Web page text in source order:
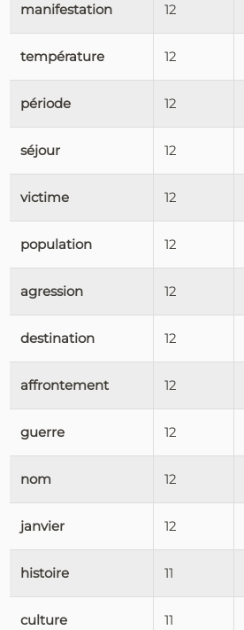
manifestation 12
température 12
période 12
séjour 12
victime 12
population 12
agression 12
destination 12
affrontement 12
guerre 12
nom 12
janvier 12
histoire 11
culture 11